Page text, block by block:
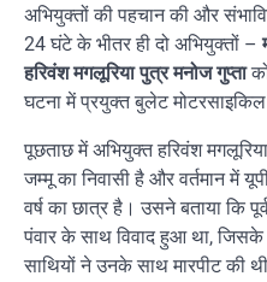
अभियुक्तों की पहचान की और
24 घंटे के भीतर ही दो अभियुक्तों –
हरिवंश मगलूरिया पुत्र मनोज गुप्ता
घटना में प्रयुक्त बुलेट
पूछताछ में अभियुक्त हरिवंश
जम्मू का निवासी है और वर्तमान में
वर्ष का छात्र है। उसने बताया कि
पंवार के साथ विवाद हुआ था,
साथियों ने उनके साथ मारपीट की